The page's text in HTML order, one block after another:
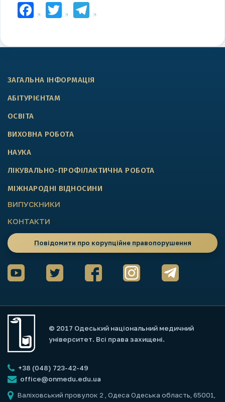
Facebook
TwitterTelegram
ЗАГАЛЬНА ІНФОРМАЦІЯ
АБІТУРІЄНТАМ
ОСВІТА
ВИХОВНА РОБОТА
НАУКА
ЛІКУВАЛЬНО-ПРОФІЛАКТИЧНА РОБОТА
МІЖНАРОДНІ ВІДНОСИНИ
ВИПУСКНИКИ
КОНТАКТИ
Повідомити про корупційне правопорушення
© 2017 Одеський національний медичний
університет. Всі права захищені.
+38 (048) 723-42-49
office@onmedu.edu.ua
Валіховський провулок 2
, Одеса Одеська область, 65001,